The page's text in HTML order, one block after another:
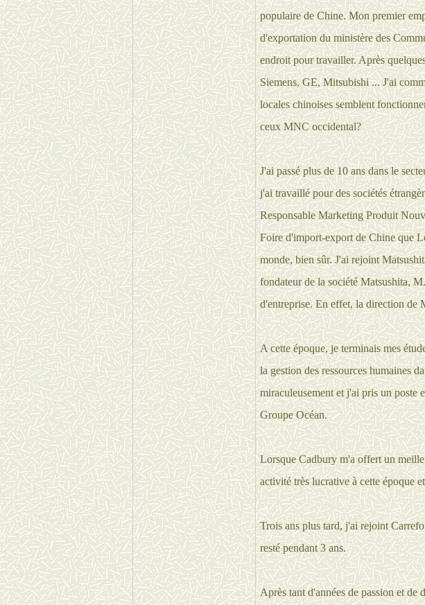
populaire de Chine. Mon premier
d'exportation du ministère des
endroit pour travailler. Après
Siemens, GE, Mitsubishi ... J'ai
locales chinoises semblent
ceux MNC occidental?
J'ai passé plus de 10 ans dans le
j'ai travaillé pour des sociétés
Responsable Marketing Produit
Foire d'import-export de Chine que
monde, bien sûr. J'ai rejoint
fondateur de la société Matsushita,
d'entreprise. En effet, la direction de
A cette époque, je terminais mes
la gestion des ressources humaines
miraculeusement et j'ai pris un poste
Groupe Océan.
Lorsque Cadbury m'a offert un
activité très lucrative à cette époque
Trois ans plus tard, j'ai rejoint
resté pendant 3 ans.
Après tant d'années de passion et de